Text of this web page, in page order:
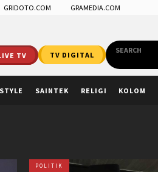
GRIDOTO.COM
GRAMEDIA.COM
TV TV DIGITAL
SAINTEK RELIGI KOLOM
POLITIK